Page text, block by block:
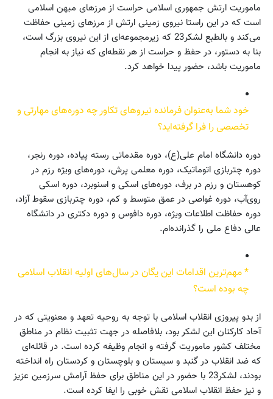
ماموریت ارتش جمهوری اسلامی حراست از مرزهای میهن اسلامی
است که در این راستا نیروی زمینی ارتش از مرزهای زمینی حفاظت
می‌کند و بالطبع لشکر23 که زیرمجموعه‌ای از این نیروی بزرگ است،
بنا به دستور، در حفظ و حراست از هر نقطه‌ای که نیاز به انجام
ماموریت باشد، حضور پیدا خواهد کرد.
خود شما به‌عنوان فرمانده نیروهای تکاور چه دوره‌های مهارتی و
تخصصی را فرا گرفته‌اید؟
دوره دانشگاه امام علی(ع)، دوره مقدماتی رسته پیاده، دوره رنجر،
دوره چتربازی اتوماتیک، دوره معلمی پرش، دوره‌های ویژه رزم در
کوهستان و رزم در برف، دوره‌های اسکی و اسنوبرد، دوره اسکی
روی‌آب، دوره غواصی در عمق متوسط و کم، دوره چتربازی سقوط آزاد،
دوره حفاظت اطلاعات ویژه، دوره دافوس و دوره دکتری در دانشگاه
عالی دفاع ملی را گذرانده‌ام.
* مهم‌ترین اقدامات این یگان در سال‌های اولیه انقلاب اسلامی
چه بوده است؟
از بدو پیروزی انقلاب اسلامی با توجه به روحیه تعهد و معنویتی که در
آحاد کارکنان این لشکر بود، بلافاصله در جهت تثبیت نظام در مناطق
مختلف کشور ماموریت گرفته و انجام وظیفه کرده است. در قائله‌ای
که ضد انقلاب در گنبد و سیستان و بلوچستان و کردستان راه انداخته
بودند، لشکر23 با حضور در این مناطق برای حفظ آرامش سرزمین عزیز
و نیز حفظ انقلاب اسلامی نقش خوبی را ایفا کرده است.